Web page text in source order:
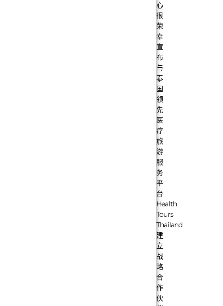
心
很
荣
幸
宣
布
与
泰
国
领
先
医
疗
旅
游
服
务
平
台
Health
Tours
Thailand
建
立
战
略
合
作
伙